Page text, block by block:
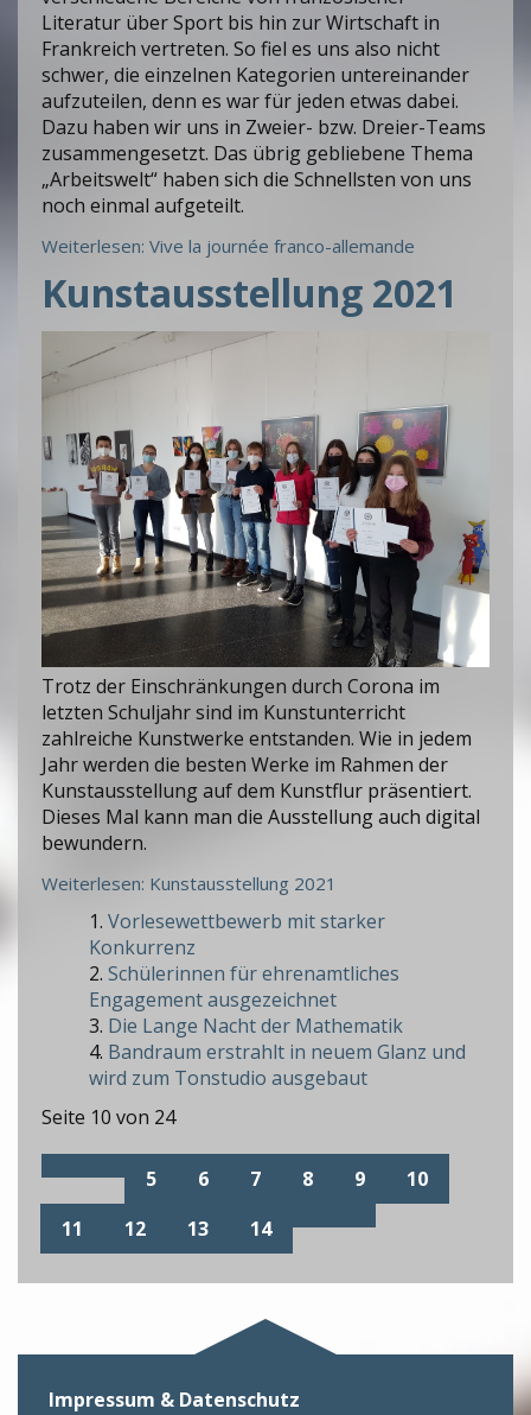
Literatur über Sport bis hin zur Wirtschaft in
Frankreich vertreten. So fiel es uns also nicht
schwer, die einzelnen Kategorien untereinander
aufzuteilen, denn es war für jeden etwas dabei.
Dazu haben wir uns in Zweier- bzw. Dreier-Teams
zusammengesetzt. Das übrig gebliebene Thema
„Arbeitswelt“ haben sich die Schnellsten von uns
noch einmal aufgeteilt.
Weiterlesen: Vive la journée franco-allemande
Kunstausstellung 2021
Trotz der Einschränkungen durch Corona im
letzten Schuljahr sind im Kunstunterricht
zahlreiche Kunstwerke entstanden. Wie in jedem
Jahr werden die besten Werke im Rahmen der
Kunstausstellung auf dem Kunstflur präsentiert.
Dieses Mal kann man die Ausstellung auch digital
bewundern.
Weiterlesen: Kunstausstellung 2021
Vorlesewettbewerb mit starker
Konkurrenz
Schülerinnen für ehrenamtliches
Engagement ausgezeichnet
Die Lange Nacht der Mathematik
Bandraum erstrahlt in neuem Glanz und
wird zum Tonstudio ausgebaut
Seite 10 von 24
5 6 7 8 9
10
11
12 13 14
Impressum & Datenschutz